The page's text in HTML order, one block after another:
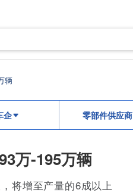
辆
企 零部件供应商
万-195万辆
将增至产量的6成以上